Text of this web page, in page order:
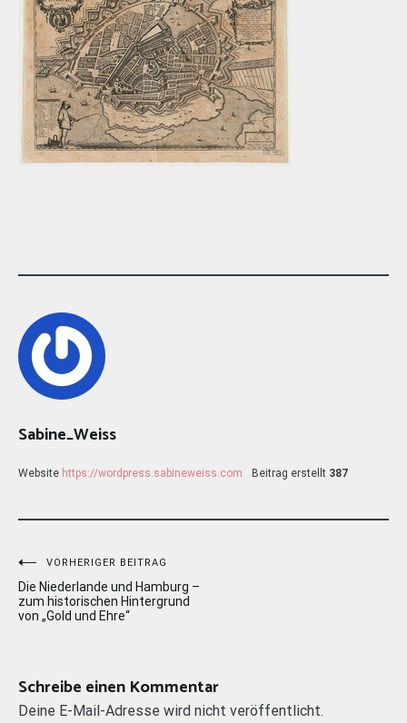
Sabine_Weiss
Website https://wordpress.sabineweiss.com Beitrag erstellt 387
Beitragsnavigation
VORHERIGER BEITRAG
Die Niederlande und Hamburg –
zum historischen Hintergrund
von „Gold und Ehre“
Schreibe einen Kommentar
Deine E-Mail-Adresse wird nicht veröffentlicht.